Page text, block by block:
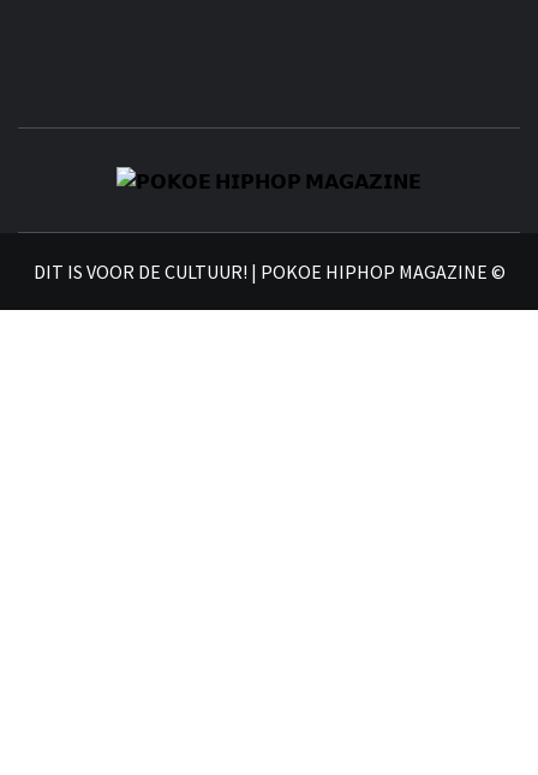
DIT IS VOOR DE CULTUUR! | POKOE HIPHOP MAGAZINE ©